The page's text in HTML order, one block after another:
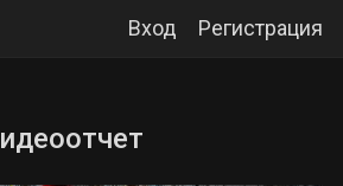
Вход Регистрация